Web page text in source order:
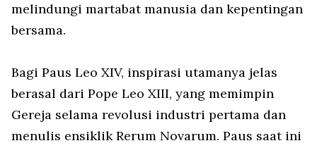
melindungi martabat manusia dan kepentingan
bersama.
Bagi Paus Leo XIV, inspirasi utamanya jelas
berasal dari Pope Leo XIII, yang memimpin
Gereja selama revolusi industri pertama dan
menulis ensiklik Rerum Novarum. Paus saat ini